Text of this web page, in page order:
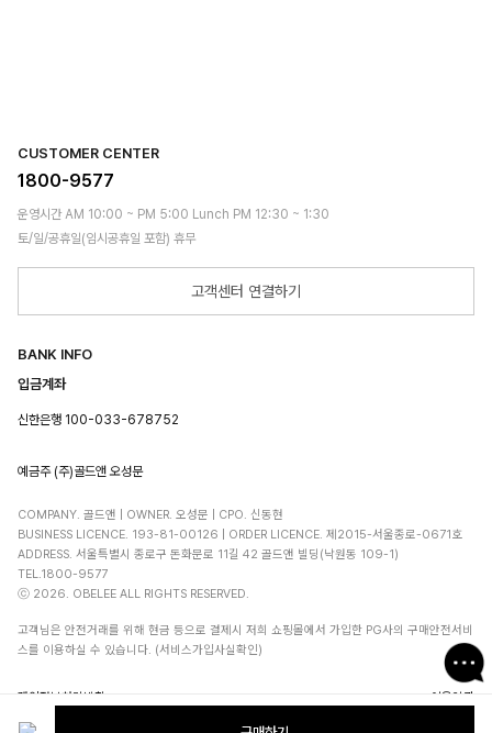
CUSTOMER CENTER
1800-9577
운영시간 AM 10:00 ~ PM 5:00 Lunch PM 12:30 ~ 1:30
토/일/공휴일(임시공휴일 포함) 휴무
고객센터 연결하기
BANK INFO
입금계좌
신한은행 100-033-678752
예금주 (주)골드앤 오성문
COMPANY. 골드앤 | OWNER. 오성문 | CPO. 신동현
BUSINESS LICENCE. 193-81-00126 | ORDER LICENCE. 제2015-서울종로-0671호
ADDRESS. 서울특별시 종로구 돈화문로 11길 42 골드앤 빌딩(낙원동 109-1)
TEL.1800-9577
ⓒ 2026. OBELEE ALL RIGHTS RESERVED.
고객님은 안전거래를 위해 현금 등으로 결제시 저희 쇼핑몰에서 가입한 PG사의 구매안전서비
스를 이용하실 수 있습니다. (서비스가입사실확인)
개인정보처리방침 이용약관